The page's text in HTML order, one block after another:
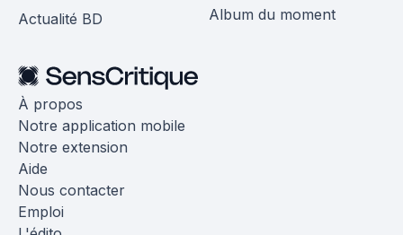
Actualité BD
Album du moment
À propos
Notre application mobile
Notre extension
Aide
Nous contacter
Emploi